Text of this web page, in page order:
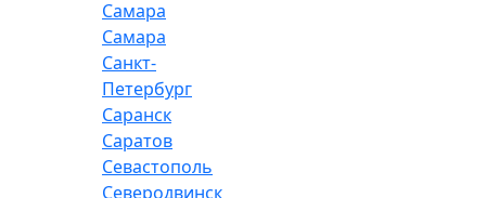
Самара
Самара
Санкт-
Петербург
Саранск
Саратов
Севастополь
Северодвинск